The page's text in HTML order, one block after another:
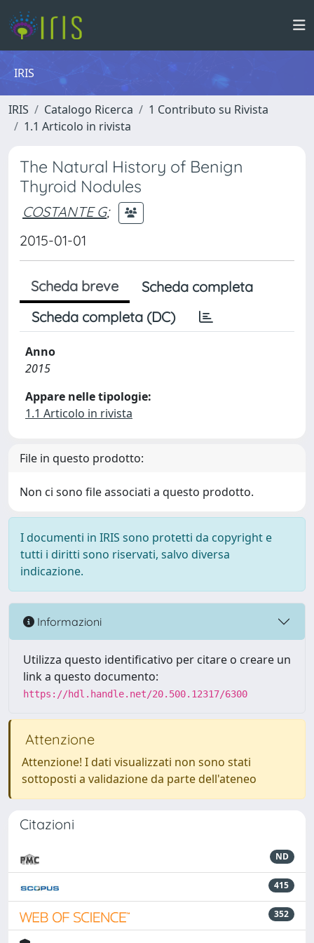
IRIS
IRIS Catalogo Ricerca
1 Contributo su Rivista
1.1 Articolo in rivista
The Natural History of Benign
Thyroid Nodules
COSTANTE G;
2015-01-01
Scheda breve
Scheda completa
Scheda completa (DC)
Anno
2015
Appare nelle tipologie:
1.1 Articolo in rivista
File in questo prodotto:
Non ci sono file associati a questo prodotto.
I documenti in IRIS sono protetti da copyright e
tutti i diritti sono riservati, salvo diversa
indicazione.
Informazioni
Utilizza questo identificativo per citare o creare un
link a questo documento:
https://hdl.handle.net/20.500.12317/6300
Attenzione
Attenzione! I dati visualizzati non sono stati
sottoposti a validazione da parte dell'ateneo
Citazioni
ND
415
352